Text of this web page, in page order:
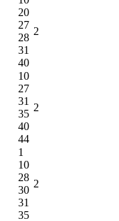
20
27
28
31
40
2
10
27
31
35
40
44
2
1
10
28
30
31
35
2